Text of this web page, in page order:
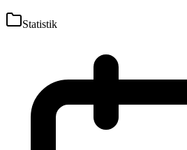
Statistik